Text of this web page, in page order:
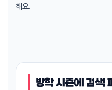
해요.
방학 시즌에 검색